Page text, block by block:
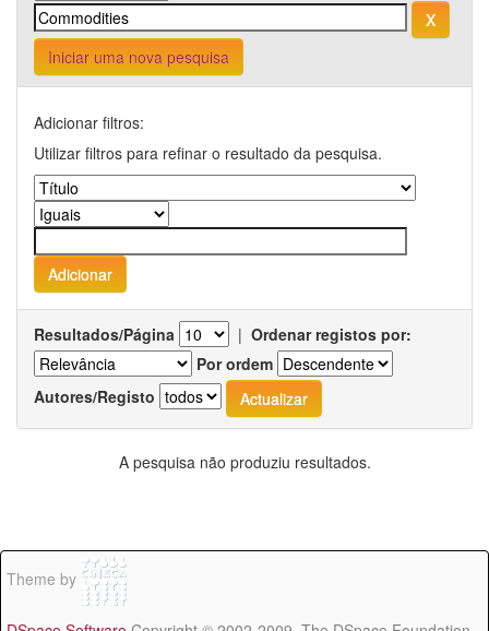
Iniciar uma nova pesquisa
Adicionar filtros:
Utilizar filtros para refinar o resultado da pesquisa.
Resultados/Página | Ordenar registos por:
Por ordem
Autores/Registo
A pesquisa não produziu resultados.
Theme by